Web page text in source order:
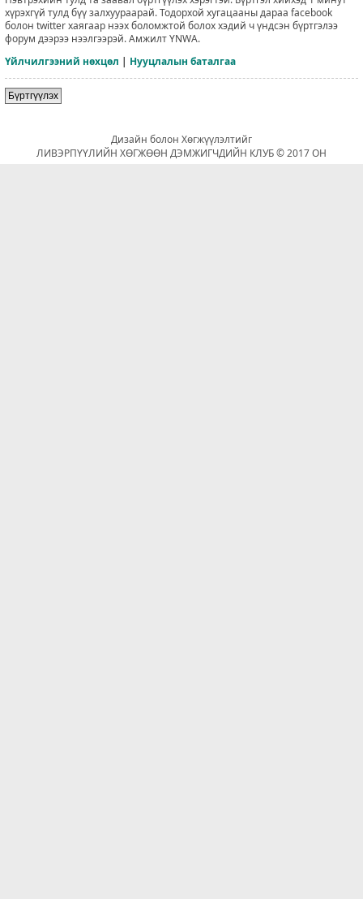
хүрэхгүй тулд бүү залхуураарай. Тодорхой хугацааны дараа facebook
болон twitter хаягаар нээх боломжтой болох хэдий ч үндсэн бүртгэлээ
форум дээрээ нээлгээрэй. Амжилт YNWA.
Үйлчилгээний нөхцөл | Нууцлалын баталгаа
Бүртгүүлэх
Дизайн болон Хөгжүүлэлтийг
ЛИВЭРПҮҮЛИЙН ХӨГЖӨӨН ДЭМЖИГЧДИЙН КЛУБ © 2017 ОН